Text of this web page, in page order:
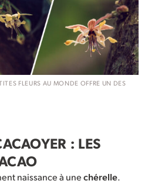
FLEURS AU MONDE OFFRE UN DES
: LES
naissance à unechérelle.